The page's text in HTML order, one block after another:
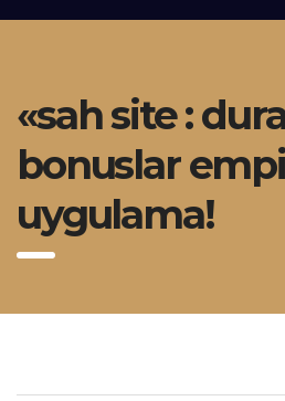
«sah site ️:
bonuslar
uygulama!